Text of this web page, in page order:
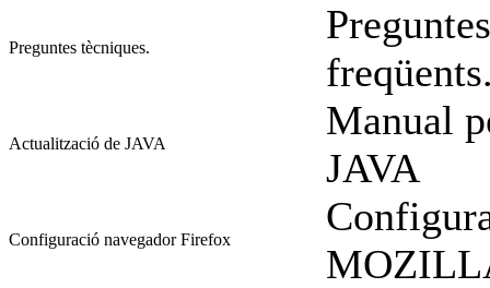
Preguntes tècniques.
Actualització de JAVA
Manual
JAVA
Configuració navegador Firefox